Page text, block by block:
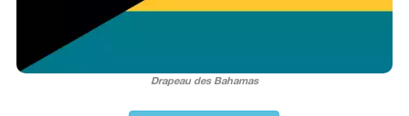
Drapeau des Bahamas